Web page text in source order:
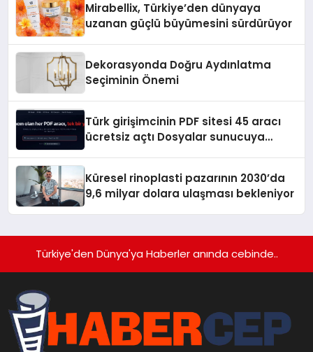
Mirabellix, Türkiye’den dünyaya
uzanan güçlü büyümesini sürdürüyor
Dekorasyonda Doğru Aydınlatma
Seçiminin Önemi
Türk girişimcinin PDF sitesi 45 aracı
ücretsiz açtı Dosyalar sunucuya
Küresel rinoplasti pazarının 2030’da
9,6 milyar dolara ulaşması bekleniyor
Türkiye'den Dünya'ya Haberler anında cebinde..